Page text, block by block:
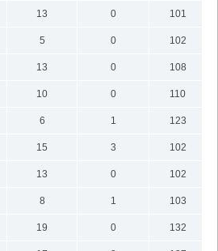
13 0
101
5 0
102
13 0 108
10 0
110
6 1
123
15 3
102
13 0
102
8 1
103
19 0
132